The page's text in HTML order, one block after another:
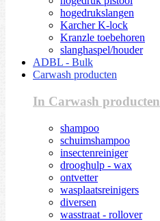
hogedrukslangen
Karcher K-lock
Kranzle toebehoren
slanghaspel/houder
ADBL - Bulk
Carwash producten
In Carwash producten
shampoo
schuimshampoo
insectenreiniger
drooghulp - wax
ontvetter
wasplaatsreinigers
diversen
wasstraat - rollover